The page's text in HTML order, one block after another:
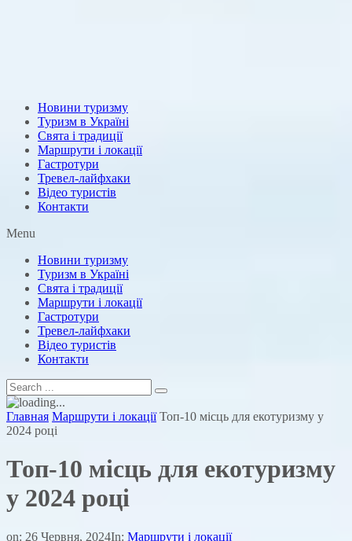
Новини туризму
Туризм в Україні
Свята і традиції
Маршрути і локації
Гастротури
Тревел-лайфхаки
Відео туристів
Контакти
Menu
Новини туризму
Туризм в Україні
Свята і традиції
Маршрути і локації
Гастротури
Тревел-лайфхаки
Відео туристів
Контакти
Главная Маршрути і локації Топ-10 місць для екотуризму у
2024 році
Топ-10 місць для екотуризму
у 2024 році
on: 26 Червня, 2024In: Маршрути і локації